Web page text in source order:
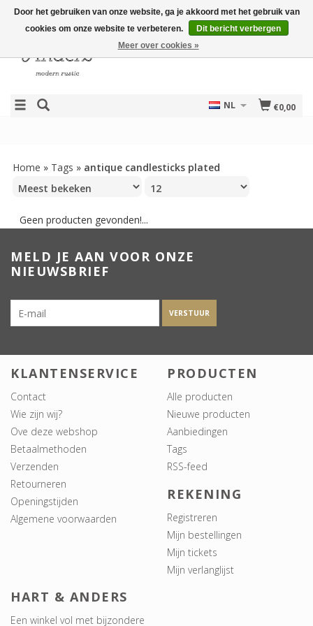
€0,00
NL
Home » Tags » antique candlesticks plated
Geen producten gevonden!...
MELD JE AAN VOOR ONZE
NIEUWSBRIEF
VERSTUUR
KLANTENSERVICE
Contact
Wie zijn wij?
Ove deze webshop
Betaalmethoden
Verzenden
Retourneren
Openingstijden
Algemene voorwaarden
PRODUCTEN
Alle producten
Nieuwe producten
Aanbiedingen
Tags
RSS-feed
REKENING
Registreren
Mijn bestellingen
Mijn tickets
Mijn verlanglijst
HART & ANDERS
Een winkel vol met bijzondere
Door het gebruiken van onze website, ga je akkoord met het gebruik van
cookies om onze website te verbeteren.
Dit bericht verbergen
Meer over cookies »